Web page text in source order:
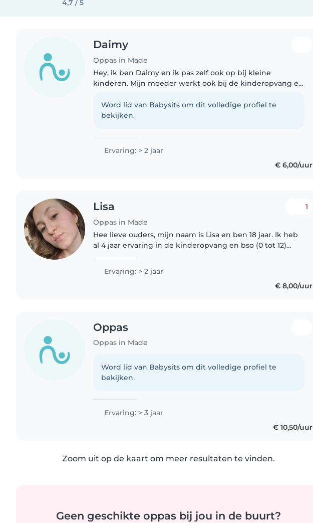
4,7 / 5
Daimy
Oppas in Made
Hey, ik ben Daimy en ik pas zelf ook op bij kleine
kinderen. Mijn moeder werkt ook bij de kinderopvang en
kindjes en vind het..
Word lid van Babysits om dit volledige profiel te
bekijken.
Ervaring: > 2 jaar
€ 6,00/uur
Lisa
Oppas in Made
1
Hee lieve ouders, mijn naam is Lisa en ben 18 jaar. Ik heb
al 4 jaar ervaring in de kinderopvang en bso (0 tot 12)
Ervaring: > 2 jaar
€ 8,00/uur
Oppas
Oppas in Made
Word lid van Babysits om dit volledige profiel te
bekijken.
Ervaring: > 3 jaar
€ 10,50/uur
Zoom uit op de kaart om meer resultaten te vinden.
Geen geschikte oppas bij jou in de buurt?